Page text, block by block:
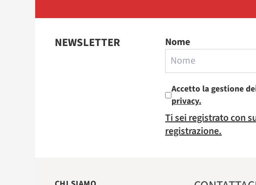
NEWSLETTER Nome
Accetto la gestione
privacy.
Ti sei registrato con
registrazione.